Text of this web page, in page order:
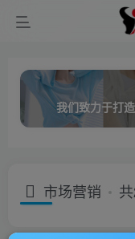
我们致力于打
市场营销